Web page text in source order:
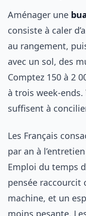
Aménager une
consiste à caler
au rangement,
avec un sol, des
Comptez 150 à 2
à trois week-
suffisent à
Les Français
par an à
Emploi du temps
pensée raccourcit
machine, et un
moins pesante.